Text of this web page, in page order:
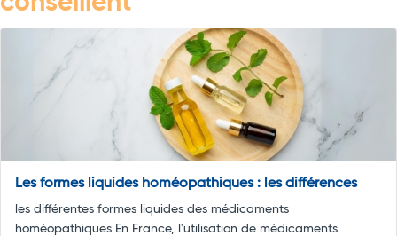
Les formes liquides homéopathiques : les différences
les différentes formes liquides des médicaments
homéopathiques En France, l'utilisation de médicaments